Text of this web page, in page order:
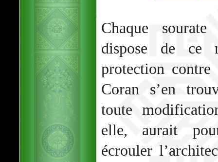
Chaque
dispose de ce
protection
Coran s’en
toute
elle, aurait
écrouler